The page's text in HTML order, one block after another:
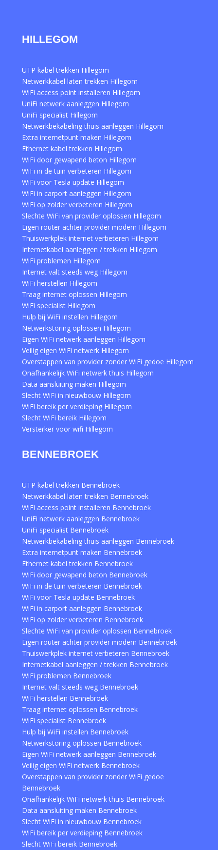
HILLEGOM
UTP kabel trekken Hillegom
Netwerkkabel laten trekken Hillegom
WiFi access point installeren Hillegom
UniFi netwerk aanleggen Hillegom
UniFi specialist Hillegom
Netwerkbekabeling thuis aanleggen Hillegom
Extra internetpunt maken Hillegom
Ethernet kabel trekken Hillegom
WiFi door gewapend beton Hillegom
WiFi in de tuin verbeteren Hillegom
WiFi voor Tesla update Hillegom
WiFi in carport aanleggen Hillegom
WiFi op zolder verbeteren Hillegom
Slechte WiFi van provider oplossen Hillegom
Eigen router achter provider modem Hillegom
Thuiswerkplek internet verbeteren Hillegom
Internetkabel aanleggen / trekken Hillegom
WiFi problemen Hillegom
Internet valt steeds weg Hillegom
WiFi herstellen Hillegom
Traag internet oplossen Hillegom
WiFi specialist Hillegom
Hulp bij WiFi instellen Hillegom
Netwerkstoring oplossen Hillegom
Eigen WiFi netwerk aanleggen Hillegom
Veilig eigen WiFi netwerk Hillegom
Overstappen van provider zonder WiFi gedoe Hillegom
Onafhankelijk WiFi netwerk thuis Hillegom
Data aansluiting maken Hillegom
Slecht WiFi in nieuwbouw Hillegom
WiFi bereik per verdieping Hillegom
Slecht WiFi bereik Hillegom
Versterker voor wifi Hillegom
BENNEBROEK
UTP kabel trekken Bennebroek
Netwerkkabel laten trekken Bennebroek
WiFi access point installeren Bennebroek
UniFi netwerk aanleggen Bennebroek
UniFi specialist Bennebroek
Netwerkbekabeling thuis aanleggen Bennebroek
Extra internetpunt maken Bennebroek
Ethernet kabel trekken Bennebroek
WiFi door gewapend beton Bennebroek
WiFi in de tuin verbeteren Bennebroek
WiFi voor Tesla update Bennebroek
WiFi in carport aanleggen Bennebroek
WiFi op zolder verbeteren Bennebroek
Slechte WiFi van provider oplossen Bennebroek
Eigen router achter provider modem Bennebroek
Thuiswerkplek internet verbeteren Bennebroek
Internetkabel aanleggen / trekken Bennebroek
WiFi problemen Bennebroek
Internet valt steeds weg Bennebroek
WiFi herstellen Bennebroek
Traag internet oplossen Bennebroek
WiFi specialist Bennebroek
Hulp bij WiFi instellen Bennebroek
Netwerkstoring oplossen Bennebroek
Eigen WiFi netwerk aanleggen Bennebroek
Veilig eigen WiFi netwerk Bennebroek
Overstappen van provider zonder WiFi gedoe
Bennebroek
Onafhankelijk WiFi netwerk thuis Bennebroek
Data aansluiting maken Bennebroek
Slecht WiFi in nieuwbouw Bennebroek
WiFi bereik per verdieping Bennebroek
Slecht WiFi bereik Bennebroek